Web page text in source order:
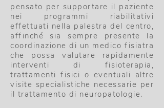
pensato per supportare il paziente
nei programmi riabilitativi
effettuati nella palestra del centro,
affinché sia sempre presente la
coordinazione di un medico fisiatra
che possa valutare rapidamente
interventi di fisioterapia,
trattamenti fisici o eventuali altre
visite specialistiche necessarie per
il trattamento di neuropatologie.